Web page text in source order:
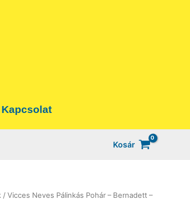
Kapcsolat
Kosár
/ Vicces Neves Pálinkás Pohár – Bernadett –